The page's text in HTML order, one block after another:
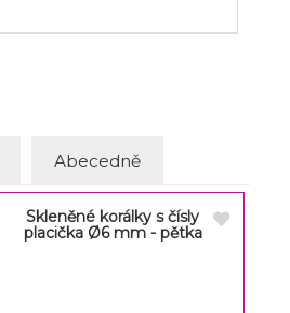
Abecedně
Skleněné korálky s čísly
placička Ø6 mm - pětka